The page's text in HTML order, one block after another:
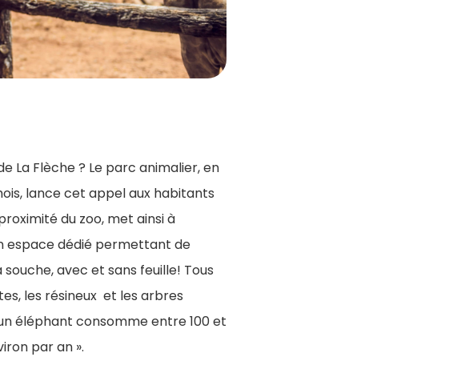
La Flèche ? Le parc animalier, en
lance cet appel aux habitants
du zoo, met ainsi à
espace dédié permettant de
avec et sans feuille! Tous
les résineux et les arbres
éléphant consomme entre 100 et
par an ».